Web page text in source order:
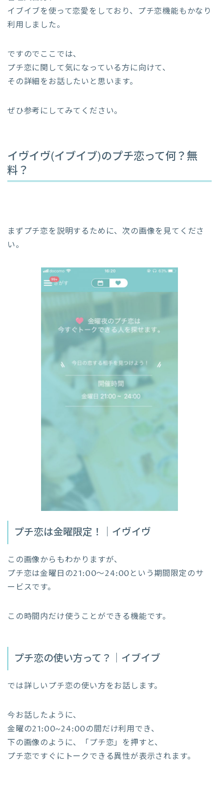
イブイブを使って恋愛をしており、プチ恋機能もかなり
利用しました。
ですのでここでは、
プチ恋に関して気になっている方に向けて、
その詳細をお話したいと思います。
ぜひ参考にしてみてください。
イヴイヴ(イブイブ)のプチ恋って何？無
料？
まずプチ恋を説明するために、次の画像を見てくださ
い。
プチ恋は金曜限定！｜イヴイヴ
この画像からもわかりますが、
プチ恋は金曜日の21:00〜24:00という期間限定のサ
ービスです。
この時間内だけ使うことができる機能です。
プチ恋の使い方って？｜イブイブ
では詳しいプチ恋の使い方をお話します。
今お話したように、
金曜の21:00~24:00の間だけ利用でき、
下の画像のように、「プチ恋」を押すと、
プチ恋ですぐにトークできる異性が表示されます。